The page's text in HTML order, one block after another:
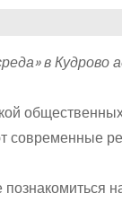
в Кудрово